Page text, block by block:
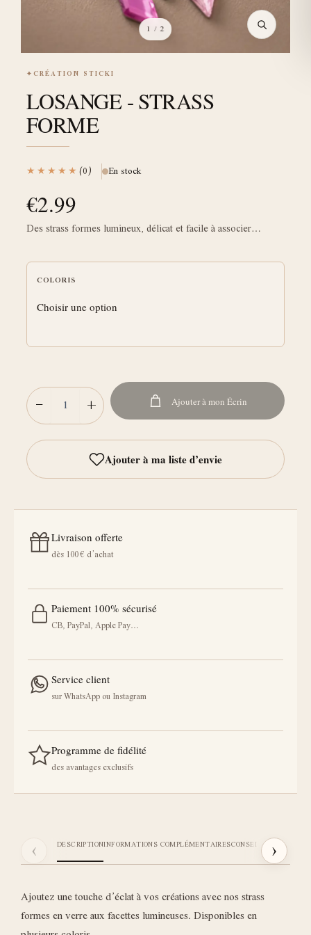
1 / 2
✦CRÉATION STICKI
LOSANGE - STRASS
FORME
★★★★★(0) En stock
€2.99
Des strass formes lumineux, délicat et facile à associer…
COLORIS
− + Ajouter à mon Écrin
Livraison offerte
dès 100 € d’achat
Paiement 100% sécurisé
CB, PayPal, Apple Pay…
Service client
sur WhatsApp ou Instagram
Programme de fidélité
des avantages exclusifs
‹ DESCRIPTIONINFORMATIONS COMPLÉMENTAIRESCONSEILS STICKI
›
Ajoutez une touche d’éclat à vos créations avec nos strass
formes en verre aux facettes lumineuses. Disponibles en